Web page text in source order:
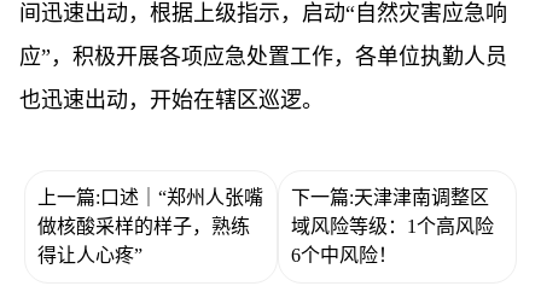
间迅速出动，根据上级指示，启动“自然灾害应急响
应”，积极开展各项应急处置工作，各单位执勤人员
也迅速出动，开始在辖区巡逻。
上一篇:口述｜“郑州人张嘴
做核酸采样的样子，熟练
得让人心疼”
下一篇:天津津南调整区
域风险等级：1个高风险
6个中风险！